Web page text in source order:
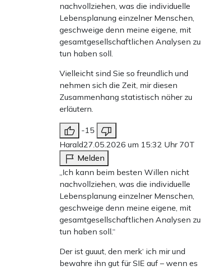
nachvollziehen, was die individuelle
Lebensplanung einzelner Menschen,
geschweige denn meine eigene, mit
gesamtgesellschaftlichen Analysen zu
tun haben soll.
Vielleicht sind Sie so freundlich und
nehmen sich die Zeit, mir diesen
Zusammenhang statistisch näher zu
erläutern.
-15
Harald27.05.2026 um 15:32 Uhr 70T
Melden
„Ich kann beim besten Willen nicht
nachvollziehen, was die individuelle
Lebensplanung einzelner Menschen,
geschweige denn meine eigene, mit
gesamtgesellschaftlichen Analysen zu
tun haben soll.“
Der ist guuut, den merk‘ ich mir und
bewahre ihn gut für SIE auf – wenn es